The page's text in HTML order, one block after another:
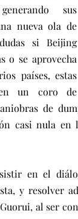
sus
nueva ola de
si Beijing
o se aprovecha
países, estas
en un coro de
de
casi nula en
en el
y resolver
al ser